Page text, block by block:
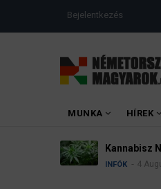
USER
Bejelentkezés
MENU
MUNKA HÍREK
Kannabisz
INFÓK 4